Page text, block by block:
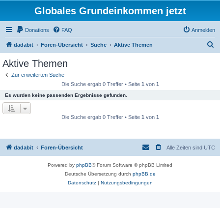
Globales Grundeinkommen jetzt
Donations FAQ Anmelden
dadabit Foren-Übersicht Suche Aktive Themen
Aktive Themen
Zur erweiterten Suche
Die Suche ergab 0 Treffer • Seite 1 von 1
Es wurden keine passenden Ergebnisse gefunden.
Die Suche ergab 0 Treffer • Seite 1 von 1
dadabit Foren-Übersicht Alle Zeiten sind UTC
Powered by phpBB® Forum Software © phpBB Limited
Deutsche Übersetzung durch phpBB.de
Datenschutz| Nutzungsbedingungen